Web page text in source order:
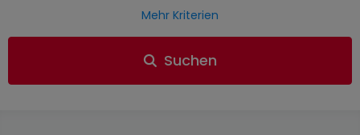
Mehr Kriterien
Suchen